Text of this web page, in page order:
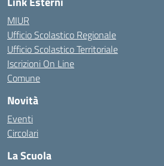
MIUR
Ufficio Scolastico Regionale
Ufficio Scolastico Territoriale
Iscrizioni On Line
Comune
Novità
Eventi
Circolari
La Scuola